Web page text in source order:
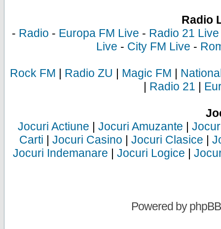
Radio
- Radio - Europa FM Live - Radio 21 Live
Live - City FM Live -
Rock FM | Radio ZU | Magic FM |
| Radio 21 |
Jocuri Actiune | Jocuri Amuzante |
Carti | Jocuri Casino | Jocuri Clasice |
Jocuri Indemanare | Jocuri Logice |
Powered byphpBB